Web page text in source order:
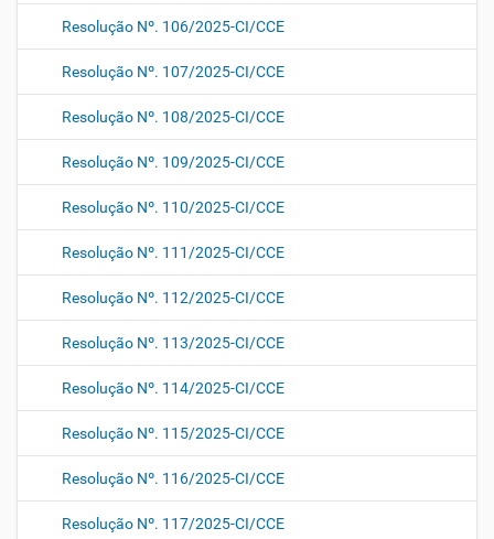
Resolução Nº. 106/2025-CI/CCE
Resolução Nº. 107/2025-CI/CCE
Resolução Nº. 108/2025-CI/CCE
Resolução Nº. 109/2025-CI/CCE
Resolução Nº. 110/2025-CI/CCE
Resolução Nº. 111/2025-CI/CCE
Resolução Nº. 112/2025-CI/CCE
Resolução Nº. 113/2025-CI/CCE
Resolução Nº. 114/2025-CI/CCE
Resolução Nº. 115/2025-CI/CCE
Resolução Nº. 116/2025-CI/CCE
Resolução Nº. 117/2025-CI/CCE